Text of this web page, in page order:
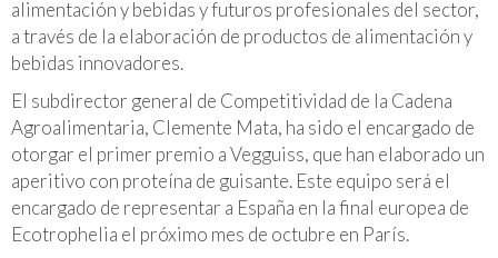
alimentación y bebidas y futuros profesionales del sector,
a través de la elaboración de productos de alimentación y
bebidas innovadores.
El subdirector general de Competitividad de la Cadena
Agroalimentaria, Clemente Mata, ha sido el encargado de
otorgar el primer premio a Vegguiss, que han elaborado un
aperitivo con proteína de guisante. Este equipo será el
encargado de representar a España en la final europea de
Ecotrophelia el próximo mes de octubre en París.